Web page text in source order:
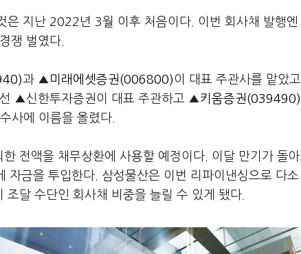
은 지난 2022년 3월 이후 처음이다. 이번 회사채 발행
쟁 벌였다.
과 ▲ 미래에셋증권(006800)이 대표 주관사를 맡았
▲신한투자증권이 대표 주관하고 ▲키움증권(039490)
사에 이름을 올렸다.
한 전액을 채무상환에 사용할 예정이다. 이달 만기가 돌
자금을 투입한다. 삼성물산은 이번 리파이낸싱으로 다
조달 수단인 회사채 비중을 늘릴 수 있게 됐다.